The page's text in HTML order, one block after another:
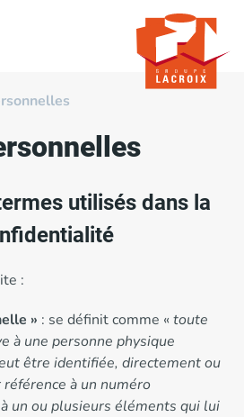
utilisés dans la
:
» : se définit comme « toute
à une personne physique
être identifiée, directement ou
à un numéro
un ou plusieurs éléments qui lui